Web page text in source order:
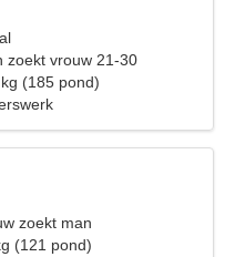
zoekt vrouw 21-30
(185 pond)
zoekt man
(121 pond)